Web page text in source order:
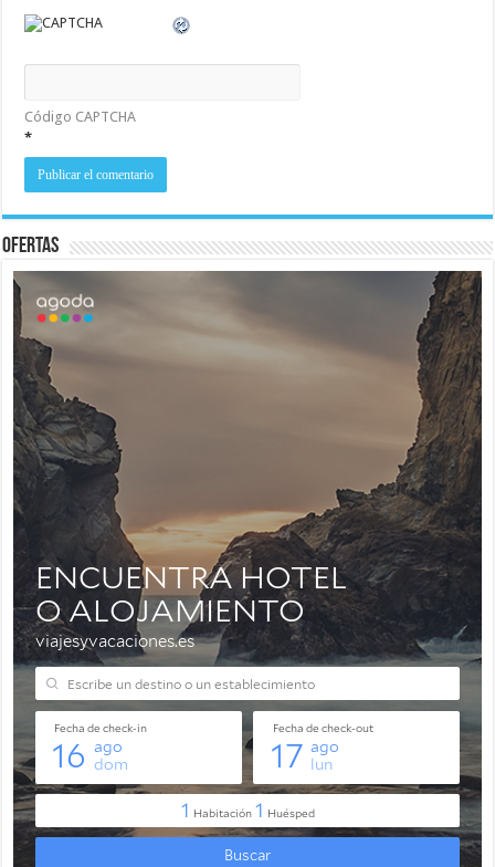
Código CAPTCHA
*
Ofertas